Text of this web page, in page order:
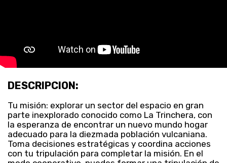
DESCRIPCION:
Tu misión: explorar un sector del espacio en gran
parte inexplorado conocido como La Trinchera, con
la esperanza de encontrar un nuevo mundo hogar
adecuado para la diezmada población vulcaniana.
Toma decisiones estratégicas y coordina acciones
con tu tripulación para completar la misión. En el